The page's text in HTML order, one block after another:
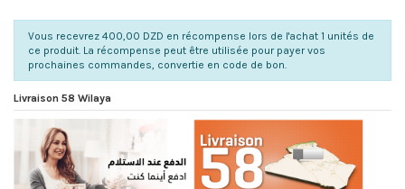
Vous recevrez 400,00 DZD en récompense lors de l'achat 1 unités de
ce produit. La récompense peut être utilisée pour payer vos
prochaines commandes, convertie en code de bon.
Livraison 58 Wilaya